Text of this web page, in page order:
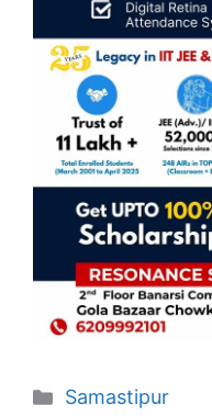
Categories
Samastipur